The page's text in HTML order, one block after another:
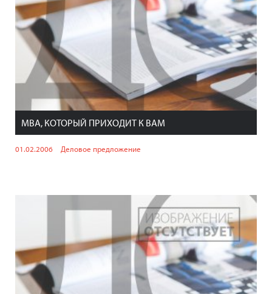
МВА, КОТОРЫЙ ПРИХОДИТ К ВАМ
01.02.2006 Деловое предложение